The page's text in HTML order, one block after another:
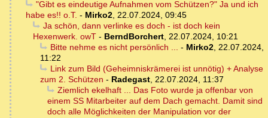
"Gibt es eindeutige Aufnahmen vom Schützen?" Ja und ich
habe es!! o.T. - Mirko2, 22.07.2024, 09:45
Ja schön, dann verlinke es doch - ist doch kein
Hexenwerk. owT - BerndBorchert, 22.07.2024, 10:21
Bitte nehme es nicht persönlich ... - Mirko2, 22.07.2024,
11:22
Link zum Bild (Geheimniskrämerei ist unnötig) + Analyse
zum 2. Schützen - Radegast, 22.07.2024, 11:37
Ziemlich ekelhaft ... Das Foto wurde ja offenbar von
einem SS Mitarbeiter auf dem Dach gemacht. Damit sind
doch alle Möglichkeiten der Manipulation vor der